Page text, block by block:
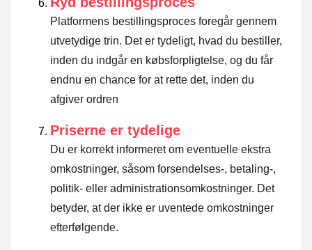
Platformens bestillingsproces foregår gennem
utvetydige trin. Det er tydeligt, hvad du bestiller,
inden du indgår en købsforpligtelse, og du får
endnu en chance for at rette det, inden du
afgiver ordren
Priserne er tydelige
Du er korrekt informeret om eventuelle ekstra
omkostninger, såsom forsendelses-, betaling-,
politik- eller administrationsomkostninger. Det
betyder, at der ikke er uventede omkostninger
efterfølgende.